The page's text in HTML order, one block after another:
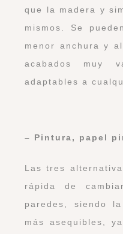
que la madera y
mismos. Se
menor anchura y
acabados muy
adaptables a
– Pintura, papel
Las tres
rápida de
paredes, siendo
más asequibles,